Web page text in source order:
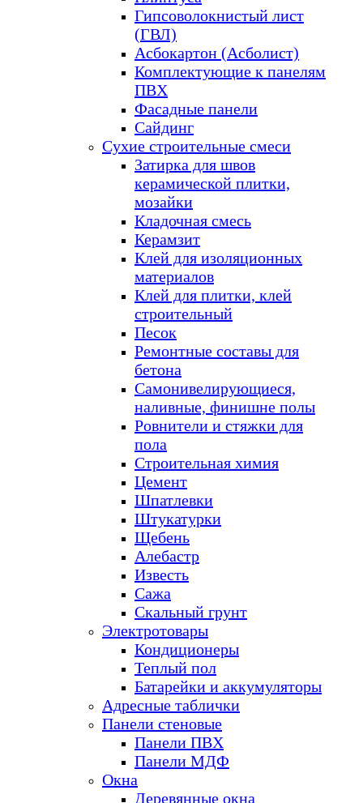
Гипсоволокнистый лист
(ГВЛ)
Асбокартон (Асболист)
Комплектующие к панелям
ПВХ
Фасадные панели
Сайдинг
Сухие строительные смеси
Затирка для швов
керамической плитки,
мозайки
Кладочная смесь
Керамзит
Клей для изоляционных
материалов
Клей для плитки, клей
строительный
Песок
Ремонтные составы для
бетона
Самонивелирующиеся,
наливные, финишне полы
Ровнители и стяжки для
пола
Строительная химия
Цемент
Шпатлевки
Штукатурки
Щебень
Алебастр
Известь
Сажа
Скальный грунт
Электротовары
Кондиционеры
Теплый пол
Батарейки и аккумуляторы
Адресные таблички
Панели стеновые
Панели ПВХ
Панели МДФ
Окна
Деревянные окна